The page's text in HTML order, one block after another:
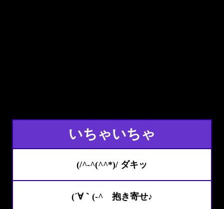
いちゃいちゃ
(/^-^(^^*)/ ダキッ
(´∀｀(-^ゝ抱き寄せ♪